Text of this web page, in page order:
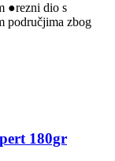
●rezni dio s
područjima zbog
180gr